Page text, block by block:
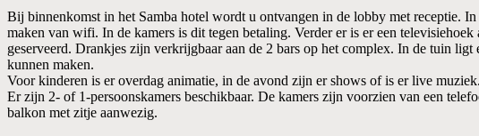
Bij binnenkomst in het Samba hotel wordt u ontvangen in de lobby met receptie.
maken van wifi. In de kamers is dit tegen betaling. Verder er is er een
geserveerd. Drankjes zijn verkrijgbaar aan de 2 bars op het complex. In de tuin
kunnen maken.
Voor kinderen is er overdag animatie, in de avond zijn er shows of is er live
Er zijn 2- of 1-persoonskamers beschikbaar. De kamers zijn voorzien van een
balkon met zitje aanwezig.